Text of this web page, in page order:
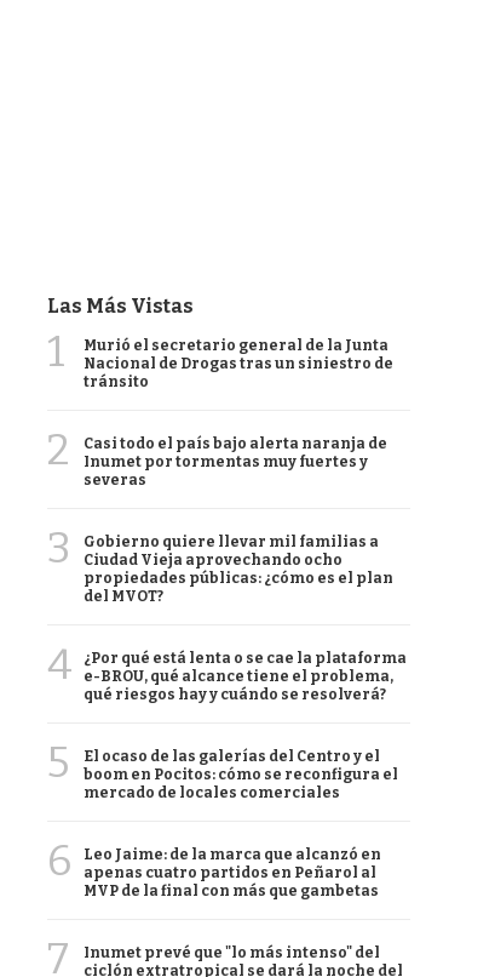
Las Más Vistas
1
Murió el secretario general de la Junta
Nacional de Drogas tras un siniestro de
tránsito
2
Casi todo el país bajo alerta naranja de
Inumet por tormentas muy fuertes y
severas
3
Gobierno quiere llevar mil familias a
Ciudad Vieja aprovechando ocho
propiedades públicas: ¿cómo es el plan
del MVOT?
4
¿Por qué está lenta o se cae la plataforma
e-BROU, qué alcance tiene el problema,
qué riesgos hay y cuándo se resolverá?
5
El ocaso de las galerías del Centro y el
boom en Pocitos: cómo se reconfigura el
mercado de locales comerciales
6
Leo Jaime: de la marca que alcanzó en
apenas cuatro partidos en Peñarol al
MVP de la final con más que gambetas
7
Inumet prevé que "lo más intenso" del
ciclón extratropical se dará la noche del